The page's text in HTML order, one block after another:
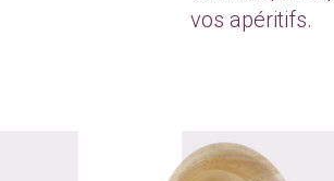
vos apéritifs.